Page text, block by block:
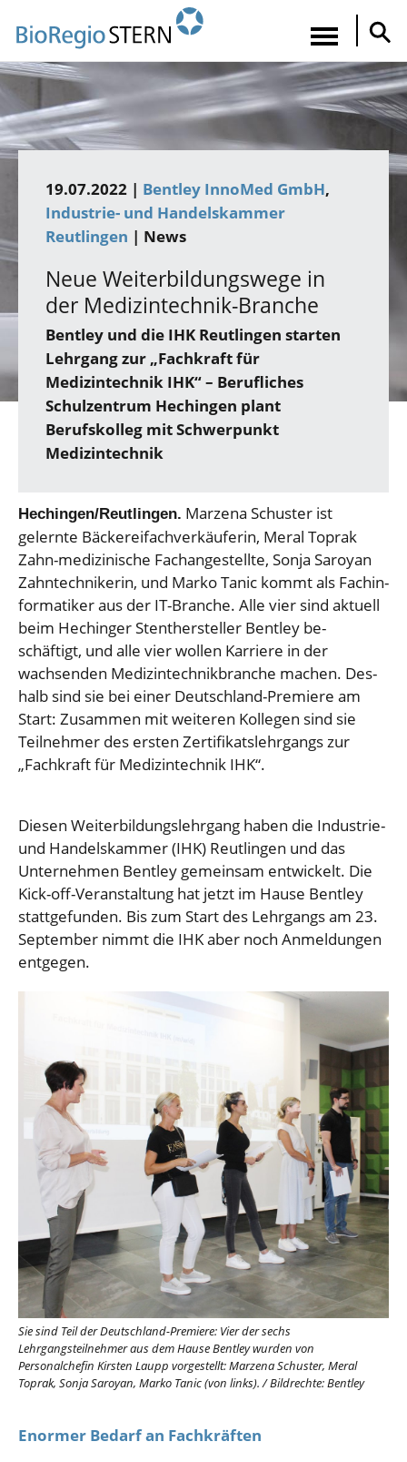
zum
Inhalt
19.07.2022 | Bentley InnoMed GmbH
Industrie- und Handelskammer
Reutlingen | News
Neue Weiterbildungswege in
der Medizintechnik-Branche
Bentley und die IHK Reutlingen starten
Lehrgang zur „Fachkraft für
Medizintechnik IHK“ – Berufliches
Schulzentrum Hechingen plant
Berufskolleg mit Schwerpunkt
Medizintechnik
Hechingen/Reutlingen. Marzena Schuster ist
gelernte Bäckereifachverkäuferin, Meral Toprak
Zahn-medizinische Fachangestellte, Sonja Saroyan
Zahntechnikerin, und Marko Tanic kommt als Fachin-
formatiker aus der IT-Branche. Alle vier sind aktuell
beim Hechinger Stenthersteller Bentley be-
schäftigt, und alle vier wollen Karriere in der
wachsenden Medizintechnikbranche machen. Des-
halb sind sie bei einer Deutschland-Premiere am
Start: Zusammen mit weiteren Kollegen sind sie
Teilnehmer des ersten Zertifikatslehrgangs zur
„Fachkraft für Medizintechnik IHK“.
Diesen Weiterbildungslehrgang haben die Industrie-
und Handelskammer (IHK) Reutlingen und das
Unternehmen Bentley gemeinsam entwickelt. Die
Kick-off-Veranstaltung hat jetzt im Hause Bentley
stattgefunden. Bis zum Start des Lehrgangs am 23.
September nimmt die IHK aber noch Anmeldungen
entgegen.
Sie sind Teil der Deutschland-Premiere: Vier der sechs
Lehrgangsteilnehmer aus dem Hause Bentley wurden von
Personalchefin Kirsten Laupp vorgestellt: Marzena Schuster, Meral
Toprak, Sonja Saroyan, Marko Tanic (von links)./Bildrechte: Bentley
Enormer Bedarf an Fachkräften